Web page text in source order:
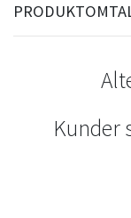
Kunder